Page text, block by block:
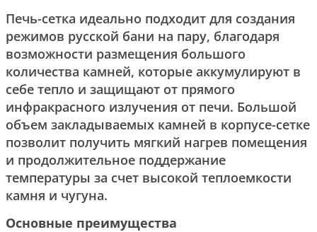
Печь-сетка идеально подходит для создания
режимов русской бани на пару, благодаря
возможности размещения большого
количества камней, которые аккумулируют в
себе тепло и защищают от прямого
инфракрасного излучения от печи. Большой
объем закладываемых камней в корпусе-сетке
позволит получить мягкий нагрев помещения
и продолжительное поддержание
температуры за счет высокой теплоемкости
камня и чугуна.
Основные преимущества